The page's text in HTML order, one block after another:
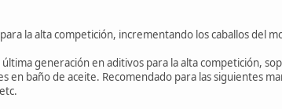
la alta competición, incrementando los caballos del
generación en aditivos para la alta competición,
baño de aceite. Recomendado para las siguientes